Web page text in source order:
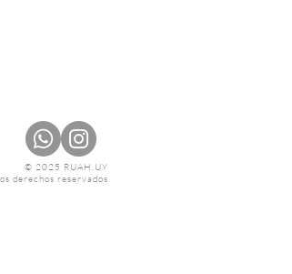
© 2025 RUAH.UY
derechos reservados